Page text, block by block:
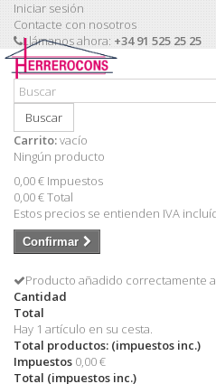
Iniciar sesión
Contacte con nosotros
Llámanos ahora: +34 91 525 25 25
Buscar
Carrito:vacío
Ningún producto
0,00 € Impuestos
0,00 €Total
Estos precios se entienden IVA
Confirmar
Producto añadido correctamente
Cantidad
Total
Hay 1 artículo en su cesta.
Total productos: (impuestos inc.)
Impuestos 0,00 €
Total (impuestos inc.)